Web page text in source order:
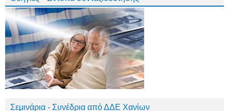
Σεμινάρια - Συνέδρια από ΔΔΕ Χανίων